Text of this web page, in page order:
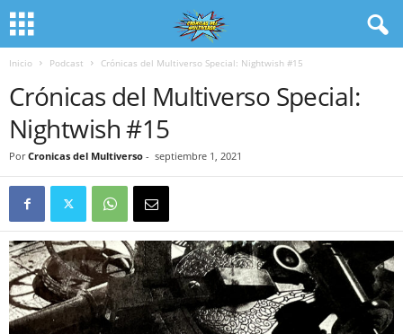
Inicio Podcast Crónicas del Multiverso Special: Nightwish #15
Crónicas del Multiverso Special:
Nightwish #15
Por Cronicas del Multiverso - septiembre 1, 2021